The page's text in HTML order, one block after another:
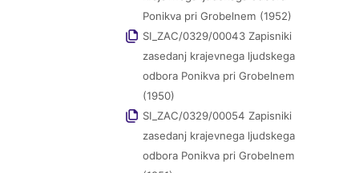
Ponikva pri Grobelnem (1952)
SI_ZAC/0329/00043 Zapisniki
zasedanj krajevnega ljudskega
odbora Ponikva pri Grobelnem
(1950)
SI_ZAC/0329/00054 Zapisniki
zasedanj krajevnega ljudskega
odbora Ponikva pri Grobelnem